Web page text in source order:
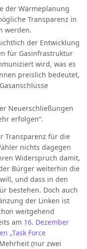
der Wärmeplanung
Transparenz in
werden.
der Entwicklung
für Gasinfrastruktur
wird, was es
preislich bedeutet,
Neuerschließungen
erfolgen“.
Transparenz für die
nichts dagegen
Widerspruch damit,
Bürger weiterhin die
und dass in den
bestehen. Doch auch
der Linken ist
weitgehend
am 16. Dezember
„Task Force
(nur zwei